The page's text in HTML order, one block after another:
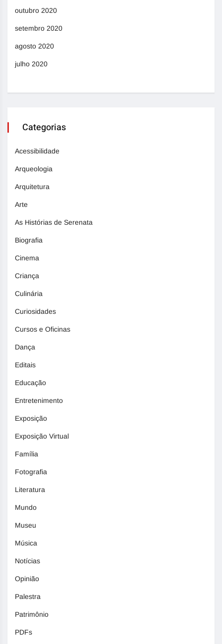
outubro 2020
setembro 2020
agosto 2020
julho 2020
Categorias
Acessibilidade
Arqueologia
Arquitetura
Arte
As Histórias de Serenata
Biografia
Cinema
Criança
Culinária
Curiosidades
Cursos e Oficinas
Dança
Editais
Educação
Entretenimento
Exposição
Exposição Virtual
Família
Fotografia
Literatura
Mundo
Museu
Música
Notícias
Opinião
Palestra
Patrimônio
PDFs